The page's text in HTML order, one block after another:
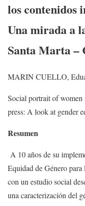
los contenidos
Una mirada a
Santa Marta –
MARIN CUELLO,
Social portrait of
press: A look at gender
Resumen
A 10 años de su
Equidad de Género para
con un estudio social
una caracterización del